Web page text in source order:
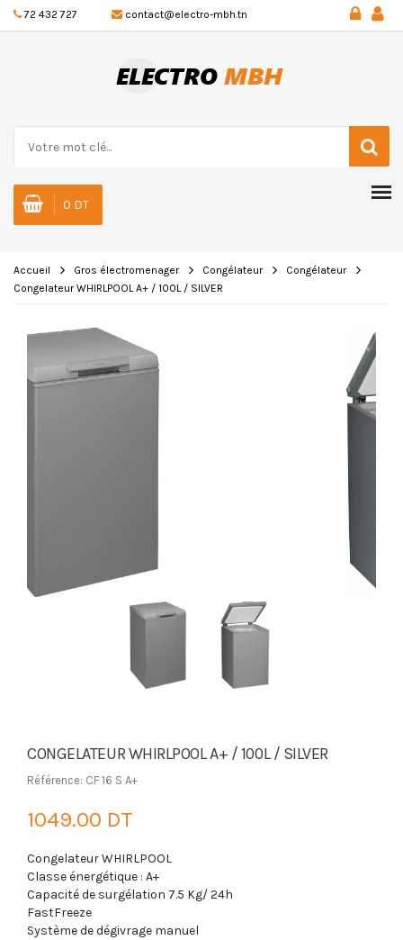
72 432 727 contact@electro-mbh.tn
0 DT
Accueil Gros électromenager Congélateur
Congélateur
Congelateur WHIRLPOOL A+ / 100L / SILVER
CONGELATEUR WHIRLPOOL A+ / 100L / SILVER
Référence: CF 16 S A+
1049.00 DT
Congelateur WHIRLPOOL
Classe énergétique : A+
Capacité de surgélation 7.5 Kg/ 24h
FastFreeze
Système de dégivrage manuel